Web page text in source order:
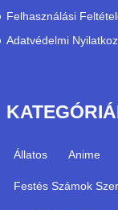
Felhasználási
Adatvédelmi
Állatos Anime
Festés Számok